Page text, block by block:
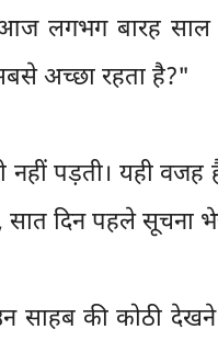
लगभग बारह
अच्छा रहता है?"
नहीं पड़ती। यही
सात दिन पहले सूचना
साहब की कोठी